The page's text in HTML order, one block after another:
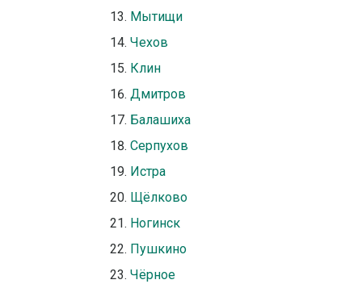
Мытищи
Чехов
Клин
Дмитров
Балашиха
Серпухов
Истра
Щёлково
Ногинск
Пушкино
Чёрное